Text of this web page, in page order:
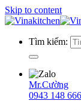
Skip to content
Tìm kiếm:
Mr.Cường
0943 148 666